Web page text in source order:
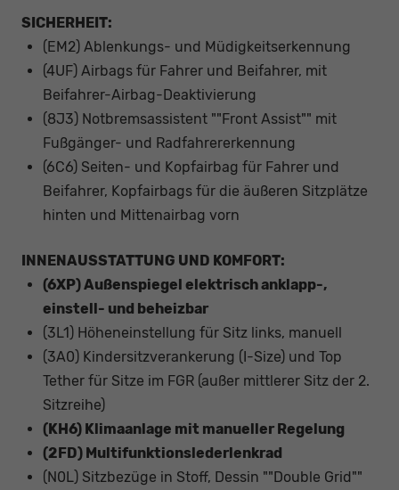
SICHERHEIT:
(EM2) Ablenkungs- und Müdigkeitserkennung
(4UF) Airbags für Fahrer und Beifahrer, mit
Beifahrer-Airbag-Deaktivierung
(8J3) Notbremsassistent ""Front Assist"" mit
Fußgänger- und Radfahrererkennung
(6C6) Seiten- und Kopfairbag für Fahrer und
Beifahrer, Kopfairbags für die äußeren Sitzplätze
hinten und Mittenairbag vorn
INNENAUSSTATTUNG UND KOMFORT:
(6XP) Außenspiegel elektrisch anklapp-,
einstell- und beheizbar
(3L1) Höheneinstellung für Sitz links, manuell
(3A0) Kindersitzverankerung (I-Size) und Top
Tether für Sitze im FGR (außer mittlerer Sitz der 2.
Sitzreihe)
(KH6) Klimaanlage mit manueller Regelung
(2FD) Multifunktionslederlenkrad
(N0L) Sitzbezüge in Stoff, Dessin ""Double Grid""